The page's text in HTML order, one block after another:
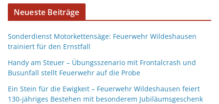
Neueste Beiträge
Sonderdienst Motorkettensäge: Feuerwehr Wildeshausen
trainiert für den Ernstfall
Handy am Steuer – Übungsszenario mit Frontalcrash und
Busunfall stellt Feuerwehr auf die Probe
Ein Stein für die Ewigkeit – Feuerwehr Wildeshausen feiert
130-jähriges Bestehen mit besonderem Jubiläumsgeschenk